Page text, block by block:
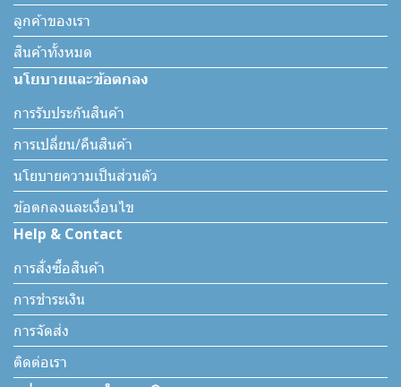
ลูกค้าของเรา
สินค้าทั้งหมด
นโยบายและข้อตกลง
การรับประกันสินค้า
การเปลี่ยน/คืนสินค้า
นโยบายความเป็นส่วนตัว
ข้อตกลงและเงื่อนไข
Help & Contact
การสั่งซื้อสินค้า
การชำระเงิน
การจัดส่ง
ติดต่อเรา